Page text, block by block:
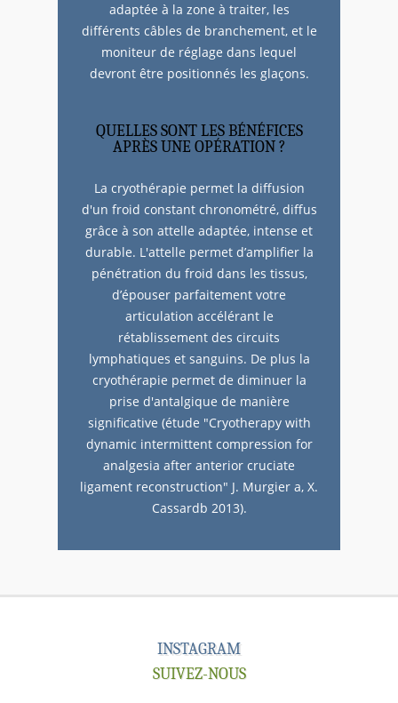
adaptée à la zone à traiter, les
différents câbles de branchement, et le
moniteur de réglage dans lequel
devront être positionnés les glaçons.
QUELLES SONT LES BÉNÉFICES
APRÈS UNE OPÉRATION ?
La cryothérapie permet la diffusion
d'un froid constant chronométré, diffus
grâce à son attelle adaptée, intense et
durable. L'attelle permet d’amplifier la
pénétration du froid dans les tissus,
d’épouser parfaitement votre
articulation accélérant le
rétablissement des circuits
lymphatiques et sanguins. De plus la
cryothérapie permet de diminuer la
prise d'antalgique de manière
significative (étude "Cryotherapy with
dynamic intermittent compression for
analgesia after anterior cruciate
ligament reconstruction" J. Murgier a, X.
Cassardb 2013).
INSTAGRAM
SUIVEZ-NOUS